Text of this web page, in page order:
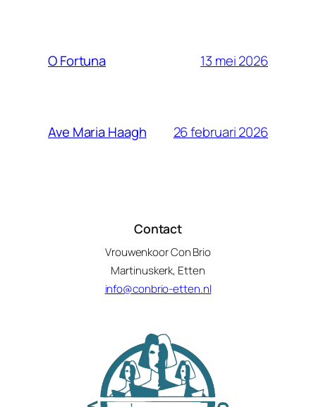
O Fortuna 13 mei 2026
Ave Maria Haagh 26 februari 2026
Contact
Vrouwenkoor Con Brio
Martinuskerk, Etten
info@conbrio-etten.nl